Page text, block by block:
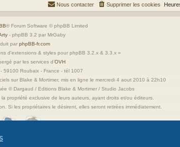
Supprimer les cookies
Nous contacter
® Forum Software © phpBB Limited
- phpBB 3.2 par MrGaby
par phpBB-fr.com
d'extensions & styles pour phpBB 3.2.x & 3.3.x »
par les services d’OVH
59100 Roubaix - France - tél 1007
sur Blake & Mortimer, mis en ligne le mercredi 4 aout 2010 à 22h10
© Dargaud / Editions Blake & Mortimer / Studio Jacobs
propriété exclusive de leurs auteurs, ayant droits et/ou éditeurs.
Si les propriétaires le désirent, elles seront retirées immédiatement.